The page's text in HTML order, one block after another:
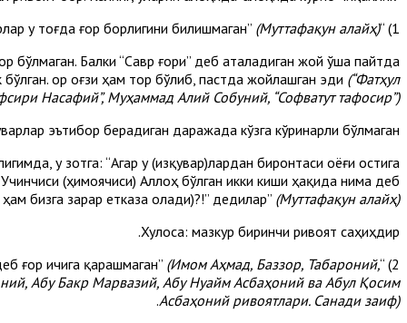
1) “Изқуварлар у тоғда ғор борлигини билишмаган”
(Муттафақун алайҳ)
бўлмаган. Балки “Савр ғори” деб аталадиган жой ўша пайтда
Ғор оғзи ҳам тор бўлиб, пастда жойлашган эди (“Фатҳул
Насафий”, Муҳаммад Алий Собуний, “Софватут тафосир”).
эътибор берадиган даражада кўзга кўринарли бўлмаган.
у зотга: “Агар у (изқувар)лардан биронтаси оёғи остига
(ҳимоячиси) Аллоҳ бўлган икки киши ҳақида нима деб
бизга зарар етказа олади)?!” дедилар” (Муттафақун алайҳ)
Хулоса: мазкур биринчи ривоят саҳиҳдир.
2) “Ғор оғзида ўргимчак уясини кўриб: “Агар Муҳаммад бу ерга кирганида, ўргимчак уяси бузилган бўларди”, деб ғор ичига қарашмаган”
(Имом Аҳмад, Баззор, Табароний,
Абу Бакр Марвазий, Абу Нуайм Асбаҳоний ва Абул Қосим
Асбаҳоний ривоятлари. Санади заиф)
.